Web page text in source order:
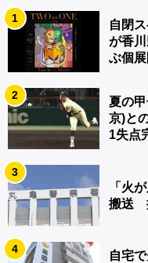
1
自閉
が香
ぶ個
2
夏の
京)と
1失点
3
「火
搬送
4
自宅